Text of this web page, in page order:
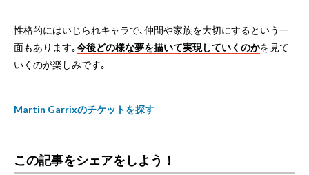
性格的にはいじられキャラで､仲間や家族を大切にするという一
面もあります｡今後どの様な夢を描いて実現していくのかを見て
いくのが楽しみです｡
Martin Garrixのチケットを探す
この記事をシェアをしよう！